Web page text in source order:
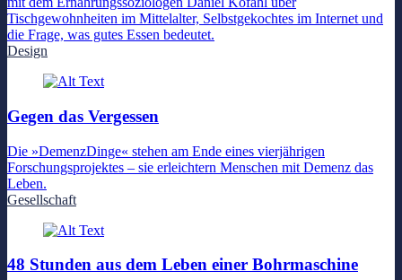
Tischgewohnheiten im Mittelalter, Selbstgekochtes im Internet und
die Frage, was gutes Essen bedeutet.
Design
Gegen das Vergessen
Die »DemenzDinge« stehen am Ende eines vierjährigen
Forschungsprojektes – sie erleichtern Menschen mit Demenz das
Leben.
Gesellschaft
48 Stunden aus dem Leben einer Bohrmaschine